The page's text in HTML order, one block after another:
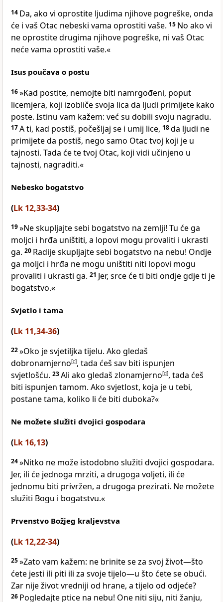
14 Da, ako vi oprostite ljudima njihove pogreške, onda
će i vaš Otac nebeski vama oprostiti vaše. 15 No ako vi
ne oprostite drugima njihove pogreške, ni vaš Otac
neće vama oprostiti vaše.«
Isus poučava o postu
16»Kad postite, nemojte biti namrgođeni, poput
licemjera, koji izobliče svoja lica da ljudi primijete kako
poste. Istinu vam kažem: već su dobili svoju nagradu.
17A ti, kad postiš, počešljaj se i umij lice, 18da ljudi ne
primijete da postiš, nego samo Otac tvoj koji je u
tajnosti. Tada će te tvoj Otac, koji vidi učinjeno u
tajnosti, nagraditi.«
Nebesko bogatstvo
(Lk 12,33-34)
19»Ne skupljajte sebi bogatstvo na zemlji! Tu će ga
moljci i hrđa uništiti, a lopovi mogu provaliti i ukrasti
ga. 20 Radije skupljajte sebi bogatstvo na nebu! Ondje
ga moljci i hrđa ne mogu uništiti niti lopovi mogu
provaliti i ukrasti ga. 21 Jer, srce će ti biti ondje gdje ti je
bogatstvo.«
Svjetlo i tama
(Lk 11,34-36)
22»Oko je svjetiljka tijelu. Ako gledaš
dobronamjerno[c], tada ćeš sav biti ispunjen
svjetlošću. 23Ali ako gledaš zlonamjerno[d], tada ćeš
biti ispunjen tamom. Ako svjetlost, koja je u tebi,
postane tama, koliko li će biti duboka?«
Ne možete služiti dvojici gospodara
(Lk 16,13)
24»Nitko ne može istodobno služiti dvojici gospodara.
Jer, ili će jednoga mrziti, a drugoga voljeti, ili će
jednomu biti privržen, a drugoga prezirati. Ne možete
služiti Bogu i bogatstvu.«
Prvenstvo Božjeg kraljevstva
(Lk 12,22-34)
25»Zato vam kažem: ne brinite se za svoj život—što
ćete jesti ili piti ili za svoje tijelo—u što ćete se obući.
Zar nije život vredniji od hrane, a tijelo od odjeće?
26 Pogledajte ptice na nebu! One niti siju, niti žanju,